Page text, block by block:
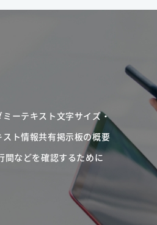
ーテキスト文字サイズ・
ト情報共有掲示板の概要
間などを確認するために